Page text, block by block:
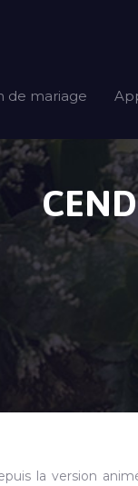
de mariage
la version